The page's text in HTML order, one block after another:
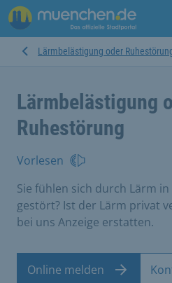
Lärmbelästigung oder
Lärmbelästigung
Ruhestörung
Vorlesen
Sie fühlen sich durch Lärm
gestört? Ist der Lärm privat
bei uns Anzeige erstatten.
Online melden